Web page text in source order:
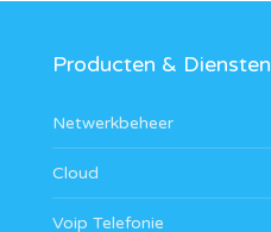
Producten & Diensten
Netwerkbeheer
Cloud
Voip Telefonie